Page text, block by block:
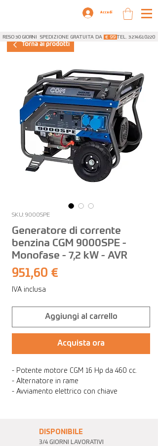
Accedi
RESO 30 GIORNI SPEDIZIONE GRATUITA DA € 99TEL. 3274610220
Torna ai prodotti
SKU: 9000SPE
Generatore di corrente
benzina CGM 9000SPE -
Monofase - 7,2 kW - AVR
951,60 €
IVA inclusa
Aggiungi al carrello
Acquista ora
- Potente motore CGM 16 Hp da 460 cc.
- Alternatore in rame
- Avviamento elettrico con chiave
DISPONIBILE
3/4 GIORNI LAVORATIVI